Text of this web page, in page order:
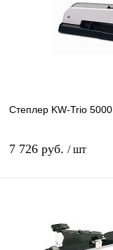
Степлер KW-Trio 5000
7 726 руб. / шт
Купить в 1 клик